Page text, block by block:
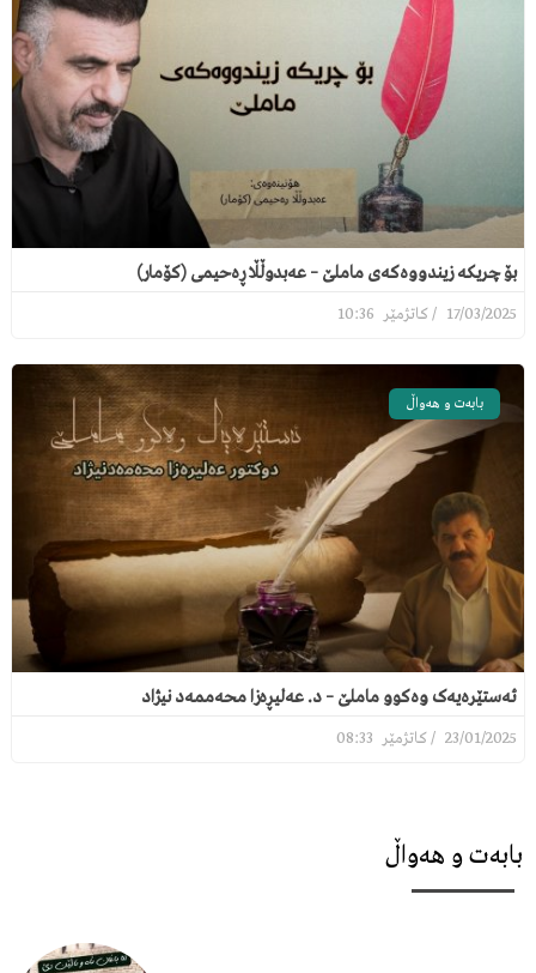
بۆ چریکە زیندووەکەی ماملێ – عەبدوڵڵا ڕەحیمی (کۆمار)
17/03/2025
بابەت و هەواڵ
ئەستێرەیەک وەکوو ماملێ – د. عەلیڕەزا محەممەد نیژاد
23/01/2025
بابەت و هەواڵ